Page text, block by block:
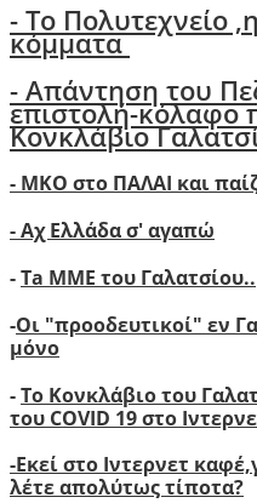
- Το Πολυτεχνείο
κόμματα
- Απάντηση του
επιστολή-κόλαφο
Κονκλάβιο
- ΜΚΟ στο ΠΑΛΑΙ και
- Αχ Ελλάδα σ' αγαπώ
-Ta ΜΜΕ του Γαλατσίου..
-Οι "προοδευτικοί" εν
μόνο
-Το Κονκλάβιο του
του COVID 19 στο
-Εκεί στο Ιντερνετ
λέτε απολύτως τίποτα?